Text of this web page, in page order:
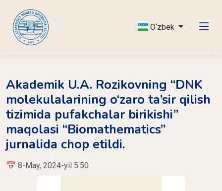
O‘zbek
Akademik U.A. Rozikovning “DNK
molekulalarining o‘zaro ta’sir qilish
tizimida pufakchalar birikishi”
maqolasi “Biomathematics”
jurnalida chop etildi.
📅 8-May, 2024-yil 5:50